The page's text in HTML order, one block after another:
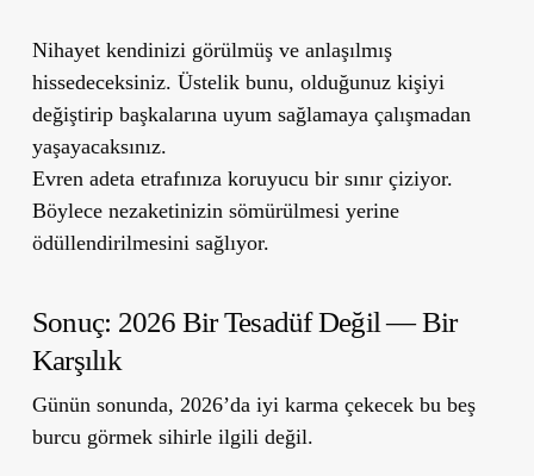
Nihayet kendinizi görülmüş ve anlaşılmış
hissedeceksiniz. Üstelik bunu, olduğunuz kişiyi
değiştirip başkalarına uyum sağlamaya çalışmadan
yaşayacaksınız.
Evren adeta etrafınıza koruyucu bir sınır çiziyor.
Böylece nezaketinizin sömürülmesi yerine
ödüllendirilmesini sağlıyor.
Sonuç: 2026 Bir Tesadüf Değil — Bir
Karşılık
Günün sonunda, 2026’da iyi karma çekecek bu beş
burcu görmek sihirle ilgili değil.